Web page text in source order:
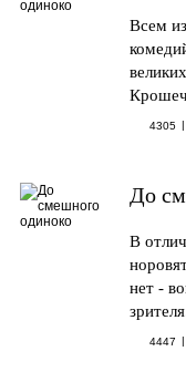
Всем
4305 |
До
В
нет -
4447 |